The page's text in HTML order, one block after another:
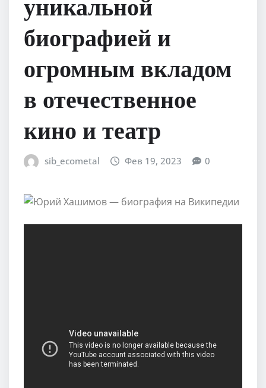
уникальной
биографией и
огромным вкладом
в отечественное
кино и театр
sib_ecometal Фев 19, 2023 0